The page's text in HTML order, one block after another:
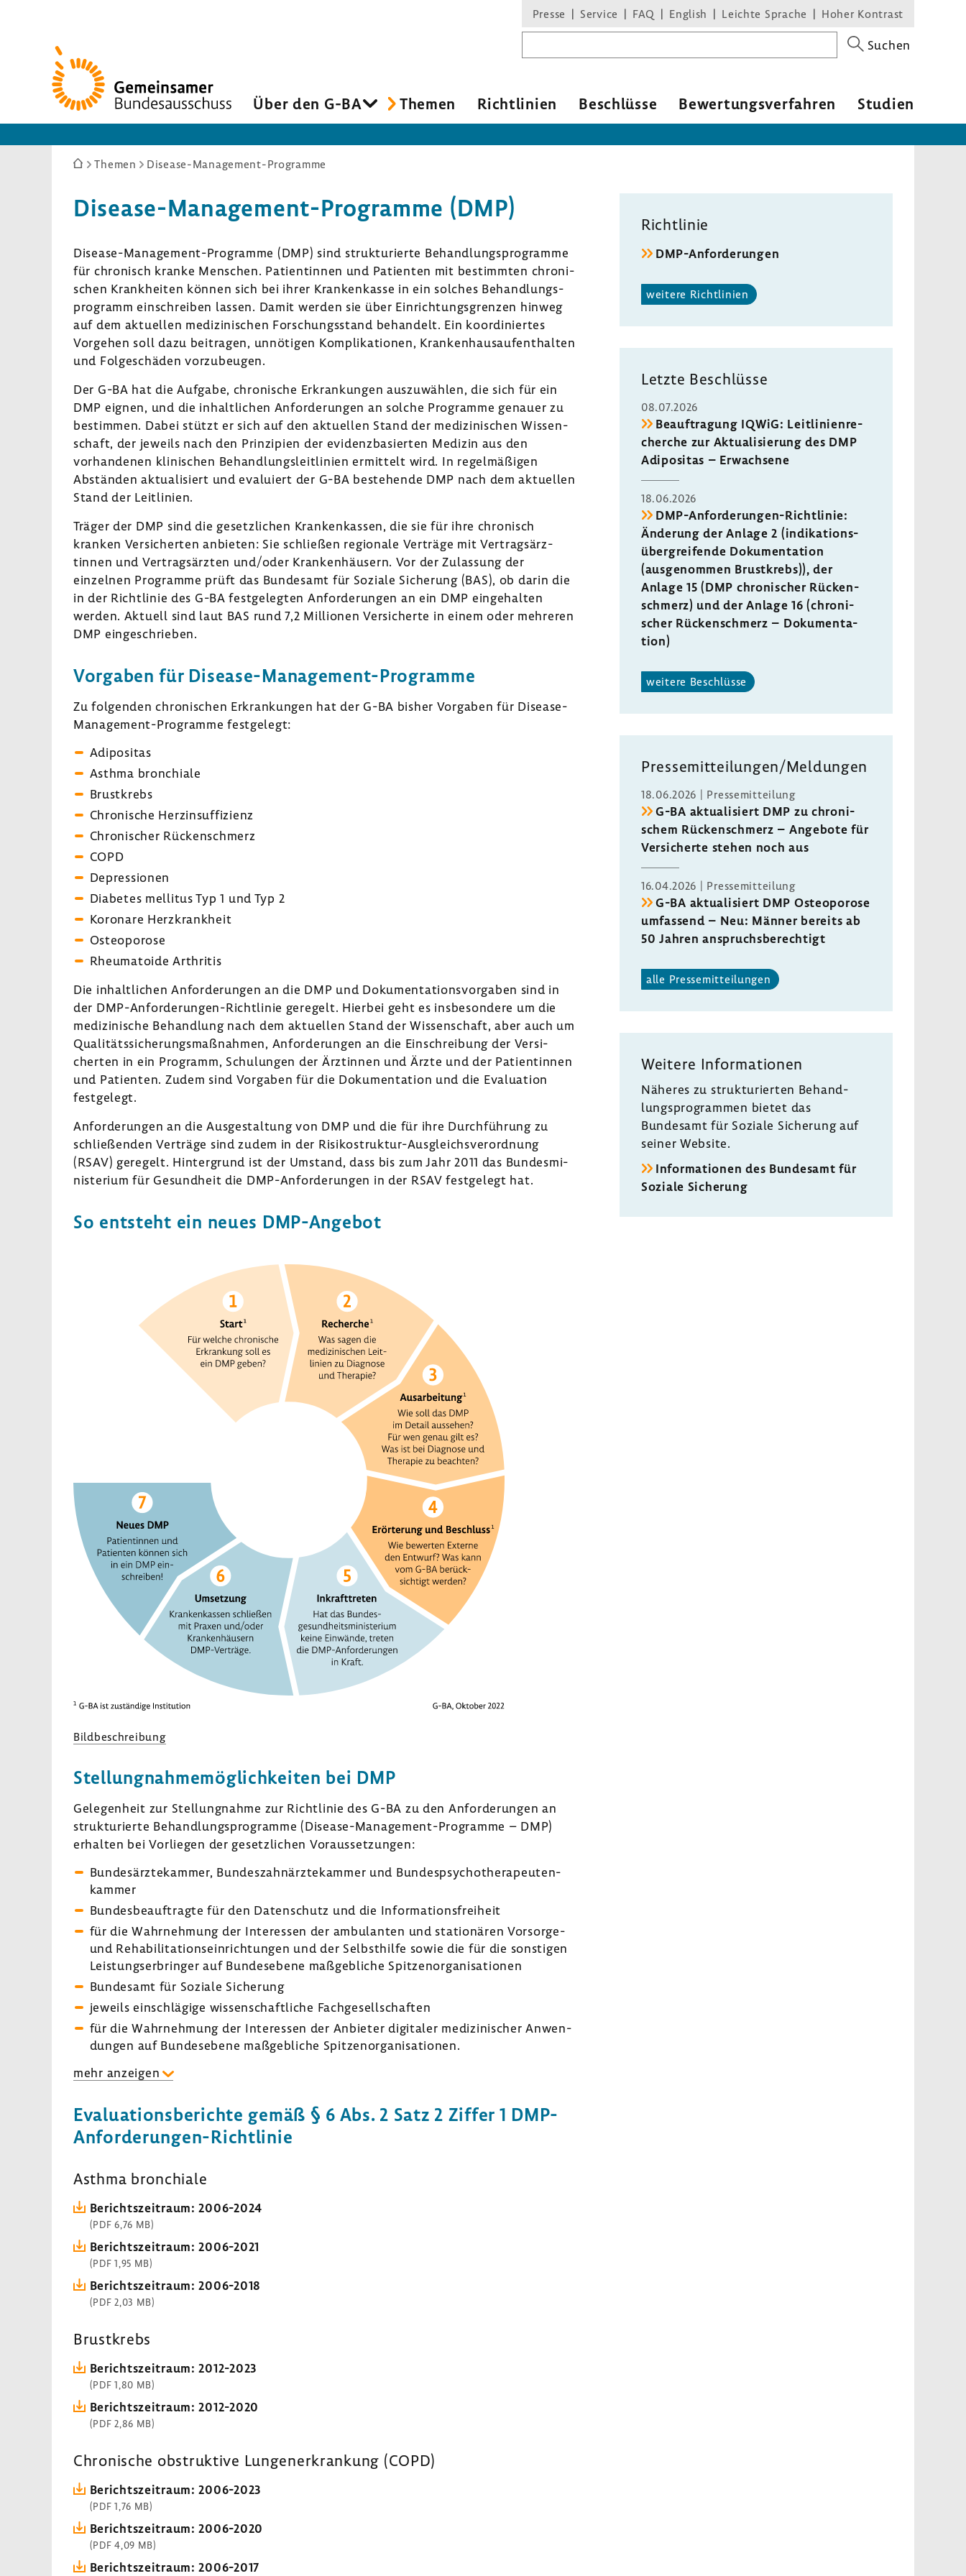
Zur
Startseite
Presse Service FAQ English Leichte Sprache Hoher Kontrast
Suchen
Über den G-BA Themen Richt­li­nien Beschlüsse Bewer­tungs­ver­fahren Studien
Sie
hier:
Themen Disease-Management-Programme
Disease-​Management-Programme (DMP)
Disease-​Management-Programme (DMP) sind struk­tu­rierte Behand­lungs­pro­gramme
für chro­nisch kranke Menschen. Pati­en­tinnen und Pati­enten mit bestimmten chro­ni­
schen Krank­heiten können sich bei ihrer Kran­ken­kasse in ein solches Behand­lungs­
pro­gramm einschreiben lassen. Damit werden sie über Einrich­tungs­grenzen hinweg
auf dem aktu­ellen medi­zi­ni­schen Forschungs­stand behan­delt. Ein koor­di­niertes
Vorgehen soll dazu beitragen, unnö­tigen Kompli­ka­tionen, Kran­ken­haus­auf­ent­halten
und Folge­schäden vorzu­beugen.
Der G-BA hat die Aufgabe, chro­ni­sche Erkran­kungen auszu­wählen, die sich für ein
DMP eignen, und die inhalt­li­chen Anfor­de­rungen an solche Programme genauer zu
bestimmen. Dabei stützt er sich auf den aktu­ellen Stand der medi­zi­ni­schen Wissen­
schaft, der jeweils nach den Prin­zi­pien der evidenz­ba­sierten Medizin aus den
vorhan­denen klini­schen Behand­lungs­leit­li­nien ermit­telt wird. In regel­mä­ßigen
Abständen aktua­li­siert und evalu­iert der G-BA bestehende DMP nach dem aktu­ellen
Stand der Leit­li­nien.
Träger der DMP sind die gesetz­li­chen Kran­ken­kassen, die sie für ihre chro­nisch
kranken Versi­cherten anbieten: Sie schließen regio­nale Verträge mit Vertrags­ärz­
tinnen und Vertrags­ärzten und/oder Kran­ken­häu­sern. Vor der Zulas­sung der
einzelnen Programme prüft das Bundesamt für Soziale Siche­rung (BAS), ob darin die
in der Richt­linie des G-BA fest­ge­legten Anfor­de­rungen an ein DMP einge­halten
werden. Aktuell sind laut BAS rund 7,2 Millionen Versi­cherte in einem oder mehreren
DMP einge­schrieben.
Vorgaben für Disease-​Management-Programme
Zu folgenden chro­ni­schen Erkran­kungen hat der G-BA bisher Vorgaben für Disease-​
Management-Programme fest­ge­legt:
Adipo­sitas
Asthma bron­chiale
Brust­krebs
Chro­ni­sche Herz­in­suf­fi­zienz
Chro­ni­scher Rücken­schmerz
COPD
Depres­sionen
Diabetes mellitus Typ 1 und Typ 2
Koro­nare Herz­krank­heit
Osteo­po­rose
Rheu­ma­toide Arthritis
Die inhalt­li­chen Anfor­de­rungen an die DMP und Doku­men­ta­ti­ons­vor­gaben sind in
der DMP-​Anforderungen-Richtlinie gere­gelt. Hierbei geht es insbe­son­dere um die
medi­zi­ni­sche Behand­lung nach dem aktu­ellen Stand der Wissen­schaft, aber auch um
Quali­täts­si­che­rungs­maß­nahmen, Anfor­de­rungen an die Einschrei­bung der Versi­
cherten in ein Programm, Schu­lungen der Ärztinnen und Ärzte und der Pati­en­tinnen
und Pati­enten. Zudem sind Vorgaben für die Doku­men­ta­tion und die Evalua­tion
fest­ge­legt.
Anfor­de­rungen an die Ausge­stal­tung von DMP und die für ihre Durch­füh­rung zu
schlie­ßenden Verträge sind zudem in der Risikostruktur-​Ausgleichsverordnung
(RSAV) gere­gelt. Hinter­grund ist der Umstand, dass bis zum Jahr 2011 das Bundes­mi­
nis­te­rium für Gesund­heit die DMP-​Anforderungen in der RSAV fest­ge­legt hat.
So entsteht ein neues DMP-​Angebot
Bild­be­schrei­bung
Stel­lung­nah­me­mög­lich­keiten bei DMP
Gele­gen­heit zur Stel­lung­nahme zur Richt­linie des G-BA zu den Anfor­de­rungen an
struk­tu­rierte Behand­lungs­pro­gramme (Disease-​Management-Programme – DMP)
erhalten bei Vorliegen der gesetz­li­chen Voraus­set­zungen:
Bundes­ärz­te­kammer, Bundes­zahn­ärz­te­kammer und Bundes­psy­cho­the­ra­peu­ten­
kammer
Bundes­be­auf­tragte für den Daten­schutz und die Infor­ma­ti­ons­frei­heit
für die Wahr­neh­mung der Inter­essen der ambu­lanten und statio­nären Vorsorge-​
und Reha­bi­li­ta­ti­ons­ein­rich­tungen und der Selbst­hilfe sowie die für die sons­tigen
Leis­tungs­er­bringer auf Bundes­ebene maßgeb­liche Spit­zen­or­ga­ni­sa­tionen
Bundesamt für Soziale Siche­rung
jeweils einschlä­gige wissen­schaft­liche Fach­ge­sell­schaften
für die Wahr­neh­mung der Inter­essen der Anbieter digi­taler medi­zi­ni­scher Anwen­
dungen auf Bundes­ebene maßgeb­liche Spit­zen­or­ga­ni­sa­tionen.
mehr anzeigen
Evalua­ti­ons­be­richte gemäß § 6 Abs. 2 Satz 2 Ziffer 1 DMP-​
Anforderungen-Richtlinie
Asthma bron­chiale
Berichts­zeit­raum: 2006-​2024
(PDF 6,76 MB)
Berichts­zeit­raum: 2006-​2021
(PDF 1,95 MB)
Berichts­zeit­raum: 2006-​2018
(PDF 2,03 MB)
Brust­krebs
Berichts­zeit­raum: 2012-​2023
(PDF 1,80 MB)
Berichts­zeit­raum: 2012-​2020
(PDF 2,86 MB)
Chro­ni­sche obstruk­tive Lungen­er­kran­kung (COPD)
Berichts­zeit­raum: 2006-​2023
(PDF 1,76 MB)
Berichts­zeit­raum: 2006-​2020
(PDF 4,09 MB)
Berichts­zeit­raum: 2006-​2017
Richt­linie
DMP-​Anforderungen
weitere Richt­li­nien
Letzte Beschlüsse
08.07.2026
Beauf­tra­gung IQWiG: Leit­li­ni­en­re­
cherche zur Aktua­li­sie­rung des DMP
Adipo­sitas – Erwach­sene
18.06.2026
DMP-​Anforderungen-Richtlinie:
Ände­rung der Anlage 2 (indi­ka­ti­ons­
über­grei­fende Doku­men­ta­tion
(ausge­nommen Brust­krebs)), der
Anlage 15 (DMP chro­ni­scher Rücken­
schmerz) und der Anlage 16 (chro­ni­
scher Rücken­schmerz – Doku­men­ta­
tion)
weitere Beschlüsse
Pres­se­mit­tei­lungen/Meldungen
18.06.2026 | Pres­se­mit­tei­lung
G-BA aktua­li­siert DMP zu chro­ni­
schem Rücken­schmerz – Ange­bote für
Versi­cherte stehen noch aus
16.04.2026 | Pres­se­mit­tei­lung
G-BA aktua­li­siert DMP Osteo­po­rose
umfas­send – Neu: Männer bereits ab
50 Jahren anspruchs­be­rech­tigt
alle Pres­se­mit­tei­lungen
Weitere Infor­ma­tionen
Näheres zu struk­tu­rierten Behand­
lungs­pro­grammen bietet das
Bundesamt für Soziale Siche­rung auf
seiner Website.
Infor­ma­tionen des Bundesamt für
Soziale Siche­rung